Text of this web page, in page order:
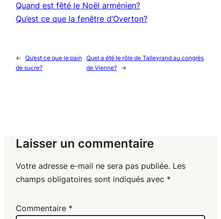
Quand est fêté le Noël arménien?
Qu’est ce que la fenêtre d’Overton?
← Qu’est ce que le pain
de sucre?
Quel a été le rôle de Talleyrand au congrès
de Vienne?
→
Laisser un commentaire
Votre adresse e-mail ne sera pas publiée. Les
champs obligatoires sont indiqués avec *
Commentaire *